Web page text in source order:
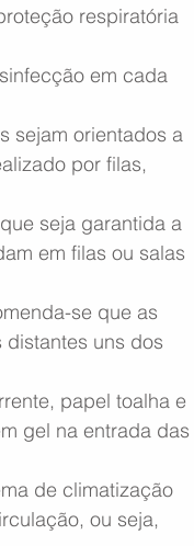
respiratória
em cada
sejam orientados a
por filas,
seja garantida a
em filas ou salas
se que as
uns dos
papel toalha e
gel na entrada das
de climatização
ou seja,